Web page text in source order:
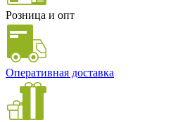
Розница и опт
Оперативная доставка